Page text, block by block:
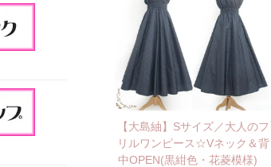
【大島紬】Sサイズ／大人のフ
リルワンピース☆Vネック＆背
中OPEN(黒紺色・花菱模様)